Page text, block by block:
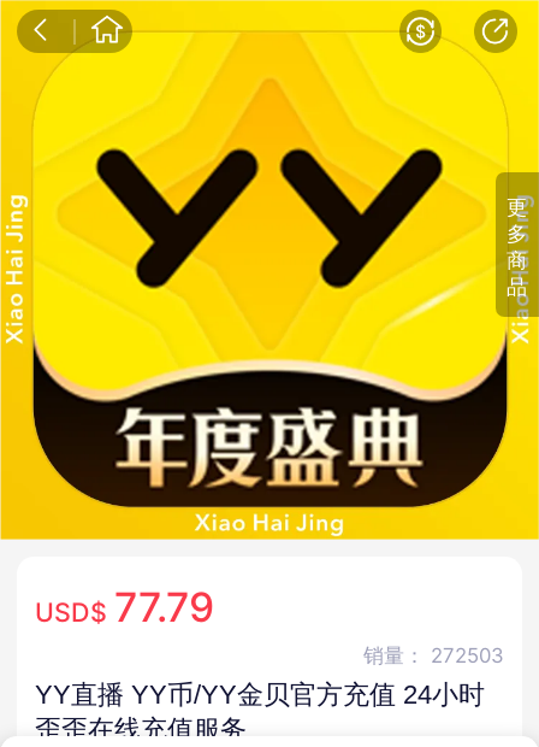
更
多
商
品
USD$ 77.79
销量： 272503
YY直播 YY币/YY金贝官方充值 24小时
歪歪在线充值服务